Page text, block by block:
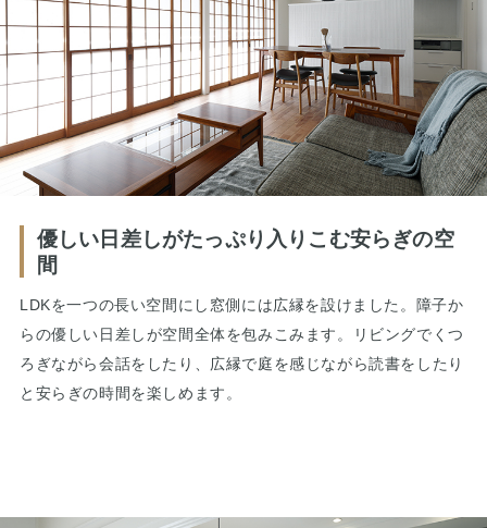
優しい日差しがたっぷり入りこむ安らぎの空
間
LDKを一つの長い空間にし窓側には広縁を設けました。障子か
らの優しい日差しが空間全体を包みこみます。リビングでくつ
ろぎながら会話をしたり、広縁で庭を感じながら読書をしたり
と安らぎの時間を楽しめます。